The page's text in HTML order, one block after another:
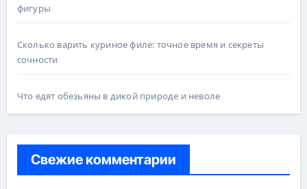
фигуры
Сколько варить куриное филе: точное время и секреты
сочности
Что едят обезьяны в дикой природе и неволе
Свежие комментарии